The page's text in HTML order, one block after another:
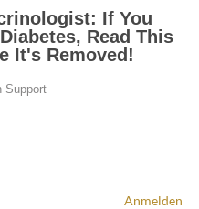
Anmelden